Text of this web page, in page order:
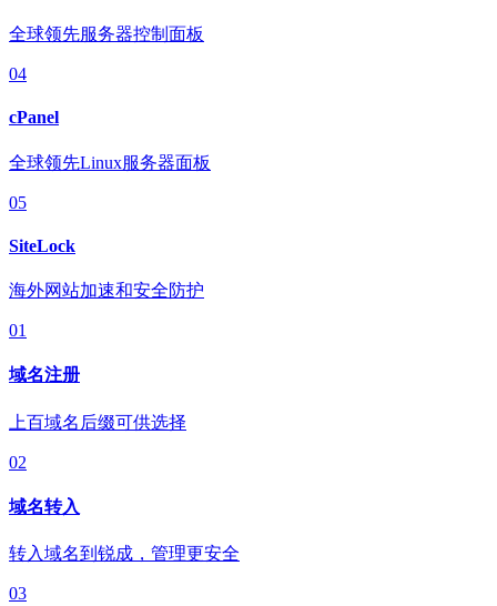
全球领先服务器控制面板
04
cPanel
全球领先Linux服务器面板
05
SiteLock
海外网站加速和安全防护
01
域名注册
上百域名后缀可供选择
02
域名转入
转入域名到锐成，管理更安全
03